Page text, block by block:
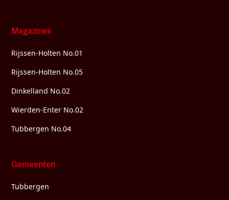
Magazines
Rijssen-Holten No.01
Rijssen-Holten No.05
Dinkelland No.02
Wierden-Enter No.02
Tubbergen No.04
Gemeenten
Tubbergen